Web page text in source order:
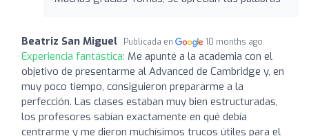
Beatriz San Miguel Publicada en 10 months ago
Experiencia fantástica: Me apunté a la academia con el
objetivo de presentarme al Advanced de Cambridge y, en
muy poco tiempo, consiguieron prepararme a la
perfección. Las clases estaban muy bien estructuradas,
los profesores sabían exactamente en qué debía
centrarme y me dieron muchísimos trucos útiles para el